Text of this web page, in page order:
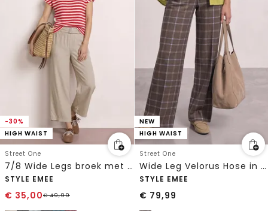
-30%
HIGH WAIST
Street One
7/8 Wide Legs broek met riem
STYLE EMEE
€ 35,00€49,99
NEW
HIGH WAIST
Street One
Wide Leg Velorus Hose in casual pasvorm
STYLE EMEE
€ 79,99